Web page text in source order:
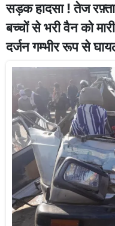
सड़क हादसा ! तेज
बच्चों से भरी वैन को
दर्जन गम्भीर रूप से